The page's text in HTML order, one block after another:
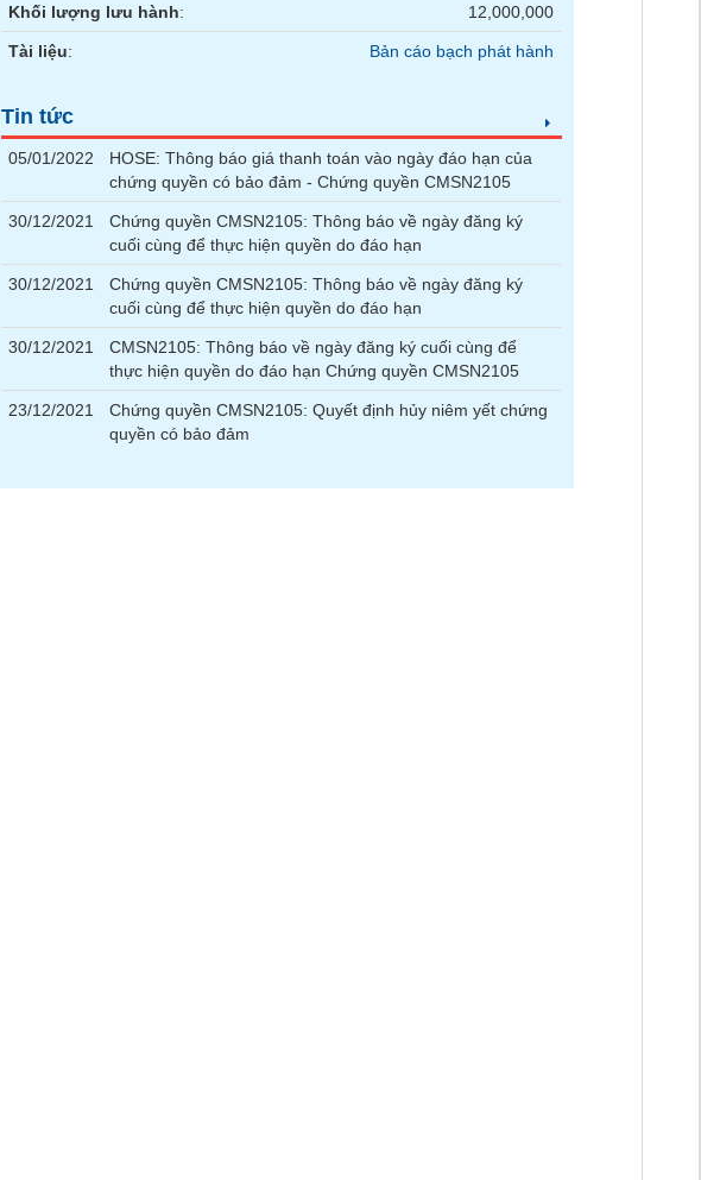
Khối lượng lưu hành: 12,000,000
Tài liệu: Bản cáo bạch phát hành
Tin tức
05/01/2022
HOSE: Thông báo giá thanh toán vào ngày đáo hạn của
chứng quyền có bảo đảm - Chứng quyền CMSN2105
30/12/2021
Chứng quyền CMSN2105: Thông báo về ngày đăng ký
cuối cùng để thực hiện quyền do đáo hạn
30/12/2021
Chứng quyền CMSN2105: Thông báo về ngày đăng ký
cuối cùng để thực hiện quyền do đáo hạn
30/12/2021
CMSN2105: Thông báo về ngày đăng ký cuối cùng để
thực hiện quyền do đáo hạn Chứng quyền CMSN2105
23/12/2021
Chứng quyền CMSN2105: Quyết định hủy niêm yết chứng
quyền có bảo đảm